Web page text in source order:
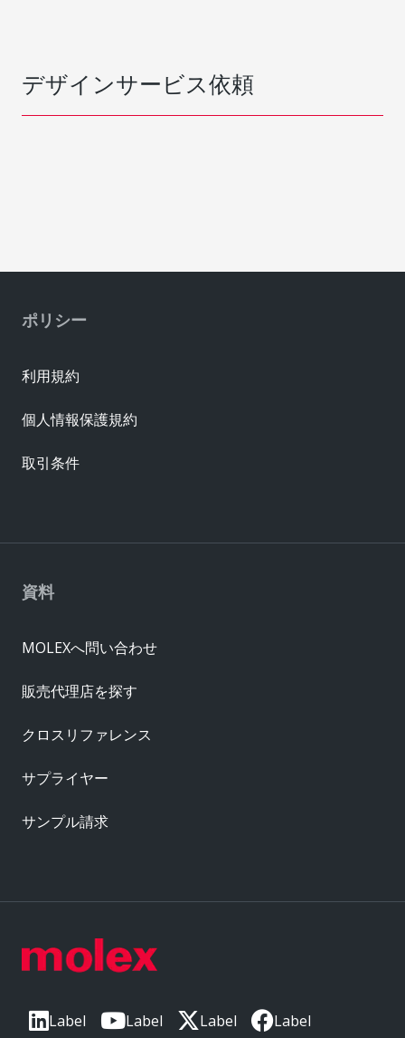
デザインサービス依頼
Label Label Label Label
資料
MOLEXへ問い合わせ
販売代理店を探す
クロスリファレンス
サプライヤー
サンプル請求
ポリシー
利用規約
個人情報保護規約
取引条件